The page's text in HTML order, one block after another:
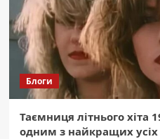
Блоги
Таємниця літнього хіта
одним з найкращих усіх